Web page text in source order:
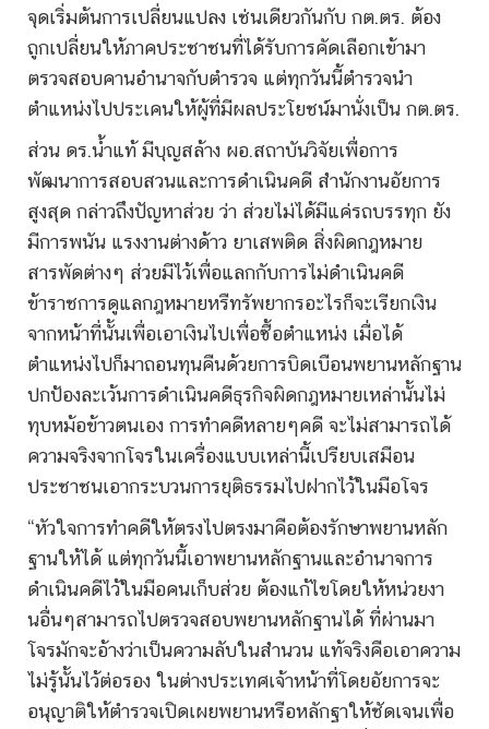
จุดเริ่มต้นการเปลี่ยนแปลง เช่นเดียวกันกับ กต.ตร. ต้อง
ถูกเปลี่ยนให้ภาคประชาชนที่ได้รับการคัดเลือกเข้ามา
ตรวจสอบคานอำนาจกับตำรวจ แต่ทุกวันนี้ตำรวจนำ
ตำแหน่งไปประเคนให้ผู้ที่มีผลประโยชน์มานั่งเป็น กต.ตร.
ส่วน ดร.น้ำแท้ มีบุญสล้าง ผอ.สถาบันวิจัยเพื่อการ
พัฒนาการสอบสวนและการดำเนินคดี สำนักงานอัยการ
สูงสุด กล่าวถึงปัญหาส่วย ว่า ส่วยไม่ได้มีแค่รถบรรทุก ยัง
มีการพนัน แรงงานต่างด้าว ยาเสพติด สิ่งผิดกฎหมาย
สารพัดต่างๆ ส่วยมีไว้เพื่อแลกกับการไม่ดำเนินคดี
ข้าราชการดูแลกฎหมายหรืทรัพยากรอะไรก็จะเรียกเงิน
จากหน้าที่นั้นเพื่อเอาเงินไปเพื่อซื้อตำแหน่ง เมื่อได้
ตำแหน่งไปก็มาถอนทุนคืนด้วยการบิดเบือนพยานหลักฐาน
ปกป้องละเว้นการดำเนินคดีธุรกิจผิดกฎหมายเหล่านั้นไม่
ทุบหม้อข้าวตนเอง การทำคดีหลายๆคดี จะไม่สามารถได้
ความจริงจากโจรในเครื่องแบบเหล่านี้เปรียบเสมือน
ประชาชนเอากระบวนการยุติธรรมไปฝากไว้ในมือโจร
“หัวใจการทำคดีให้ตรงไปตรงมาคือต้องรักษาพยานหลัก
ฐานให้ได้ แต่ทุกวันนี้เอาพยานหลักฐานและอำนาจการ
ดำเนินคดีไว้ในมือคนเก็บส่วย ต้องแก้ไขโดยให้หน่วยงา
นอื่นๆสามารถไปตรวจสอบพยานหลักฐานได้ ที่ผ่านมา
โจรมักจะอ้างว่าเป็นความลับในสำนวน แท้จริงคือเอาความ
ไม่รู้นั้นไว้ต่อรอง ในต่างประเทศเจ้าหน้าที่โดยอัยการจะ
อนุญาติให้ตำรวจเปิดเผยพยานหรือหลักฐาให้ชัดเจนเพื่อ